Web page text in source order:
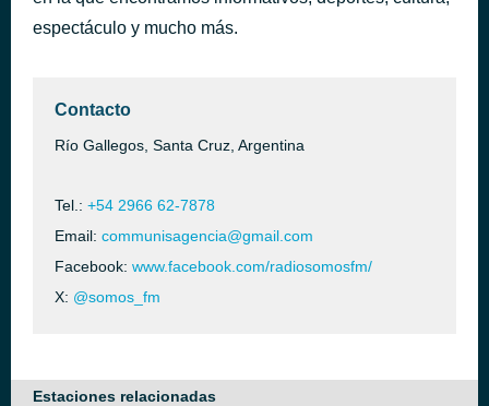
espectáculo y mucho más.
Contacto
Río Gallegos, Santa Cruz, Argentina
Tel.: +54 2966 62-7878
Email: communisagencia@gmail.com
Facebook: www.facebook.com/radiosomosfm/
X: @somos_fm
Estaciones relacionadas